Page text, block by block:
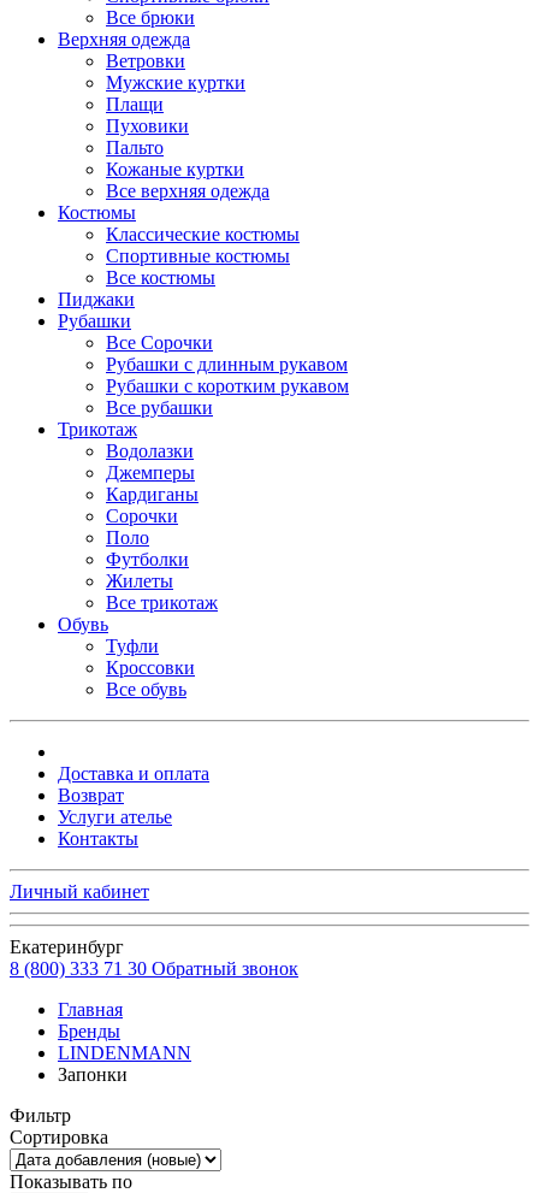
Все брюки
Верхняя одежда
Ветровки
Мужские куртки
Плащи
Пуховики
Пальто
Кожаные куртки
Все верхняя одежда
Костюмы
Классические костюмы
Спортивные костюмы
Все костюмы
Пиджаки
Рубашки
Все Сорочки
Рубашки с длинным рукавом
Рубашки с коротким рукавом
Все рубашки
Трикотаж
Водолазки
Джемперы
Кардиганы
Сорочки
Поло
Футболки
Жилеты
Все трикотаж
Обувь
Туфли
Кроссовки
Все обувь
Доставка и оплата
Возврат
Услуги ателье
Контакты
Личный кабинет
Екатеринбург
8 (800) 333 71 30 Обратный звонок
Главная
Бренды
LINDENMANN
Запонки
Фильтр
Сортировка
Показывать по